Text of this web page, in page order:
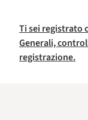
Ti sei registrato
Generali,
registrazione.